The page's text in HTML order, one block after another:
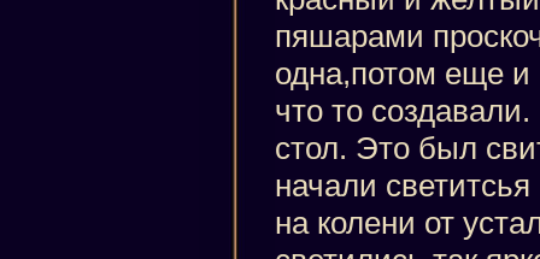
пяшарами
одна,потом еще
что то
стол. Это был
начали
на колени от